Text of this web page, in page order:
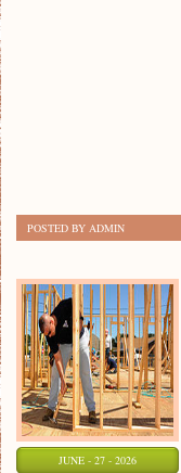
POSTED BY ADMIN
JUNE - 27 - 2026